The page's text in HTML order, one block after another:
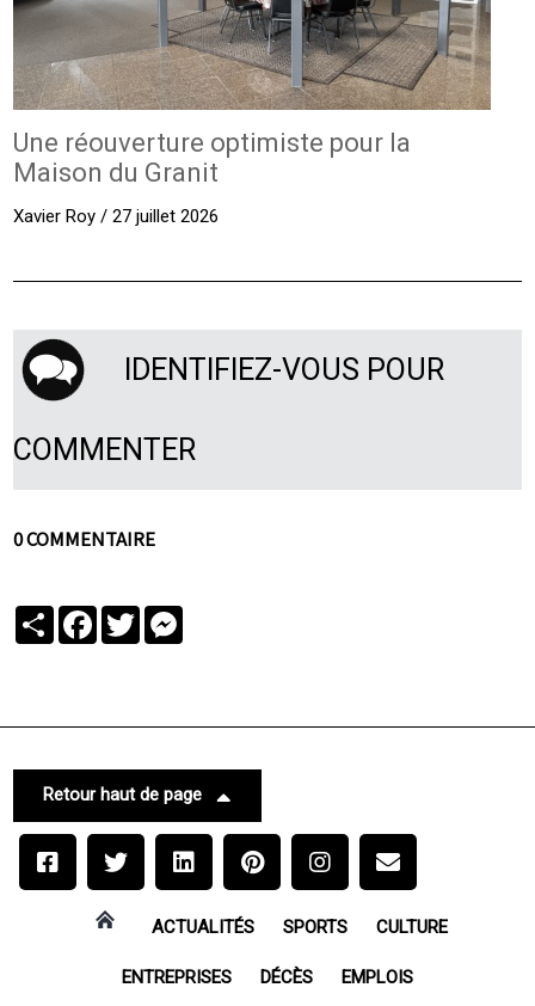
Une réouverture optimiste pour la
Maison du Granit
Xavier Roy / 27 juillet 2026
IDENTIFIEZ-VOUS POUR
COMMENTER
0 COMMENTAIRE
PartagerFacebook
Twitter
Retour haut de page
ACTUALITÉS SPORTS CULTURE
ENTREPRISES DÉCÈS EMPLOIS